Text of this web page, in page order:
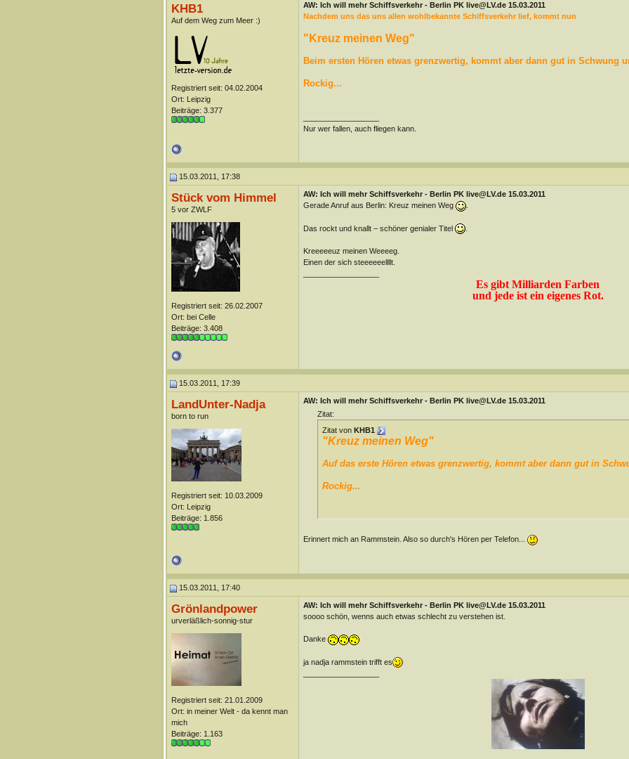
KHB1
Auf dem Weg zum Meer :)
Registriert seit: 04.02.2004
Ort: Leipzig
Beiträge: 3.377
AW: Ich will mehr Schiffsverkehr - Berlin PK live@LV.de 15.03.2011
Nachdem uns das uns allen wohlbekannte Schiffsverkehr lief, kommt nun
"Kreuz meinen Weg"
Beim ersten Hören etwas grenzwertig, kommt aber dann gut in Schwung
Rockig...
Nur wer fallen, auch fliegen kann.
15.03.2011, 17:38
Stück vom Himmel
5 vor ZWLF
Registriert seit: 26.02.2007
Ort: bei Celle
Beiträge: 3.408
AW: Ich will mehr Schiffsverkehr - Berlin PK live@LV.de 15.03.2011
Gerade Anruf aus Berlin: Kreuz meinen Weg
.
Das rockt und knallt – schöner genialer Titel .
Kreeeeeuz meinen Weeeeg.
Einen der sich steeeeeellllt.
Es gibt Milliarden Farben
und jede ist ein eigenes Rot.
15.03.2011, 17:39
LandUnter-Nadja
born to run
Registriert seit: 10.03.2009
Ort: Leipzig
Beiträge: 1.856
AW: Ich will mehr Schiffsverkehr - Berlin PK live@LV.de 15.03.2011
Zitat:
Zitat von KHB1
"Kreuz meinen Weg"
Auf das erste Hören etwas grenzwertig, kommt aber dann gut in
Rockig...
Erinnert mich an Rammstein. Also so durch's Hören per Telefon...
15.03.2011, 17:40
Grönlandpower
urverläßlich-sonnig-stur
Registriert seit: 21.01.2009
Ort: in meiner Welt - da kennt man
mich
Beiträge: 1.163
AW: Ich will mehr Schiffsverkehr - Berlin PK live@LV.de 15.03.2011
soooo schön, wenns auch etwas schlecht zu verstehen ist.
Danke
ja nadja rammstein trifft es